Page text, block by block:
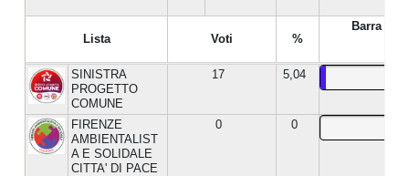
Lista Voti %
Barra %
SINISTRA
PROGETTO
COMUNE
17 5,04
FIRENZE
AMBIENTALIST
A E SOLIDALE
CITTA' DI PACE
0 0